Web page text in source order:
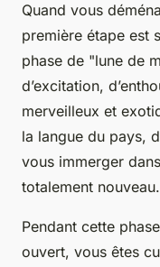
Quand vous
première étape est
phase de "lune de
d’excitation,
merveilleux et
la langue du pays,
vous immerger
totalement nouveau.
Pendant cette
ouvert, vous êtes